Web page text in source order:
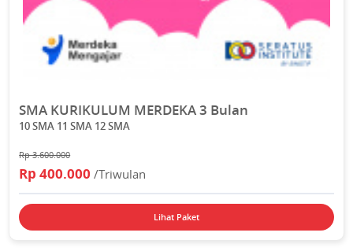
SMA KURIKULUM MERDEKA 3 Bulan
10 SMA 11 SMA 12 SMA
Rp 3.600.000
Rp 400.000/Triwulan
Lihat Paket